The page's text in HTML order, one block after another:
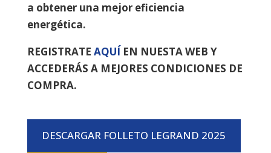
a obtener una mejor eficiencia
energética.
REGISTRATE AQUÍ EN NUESTA WEB Y
ACCEDERÁS A MEJORES CONDICIONES DE
COMPRA.
DESCARGAR FOLLETO LEGRAND 2025